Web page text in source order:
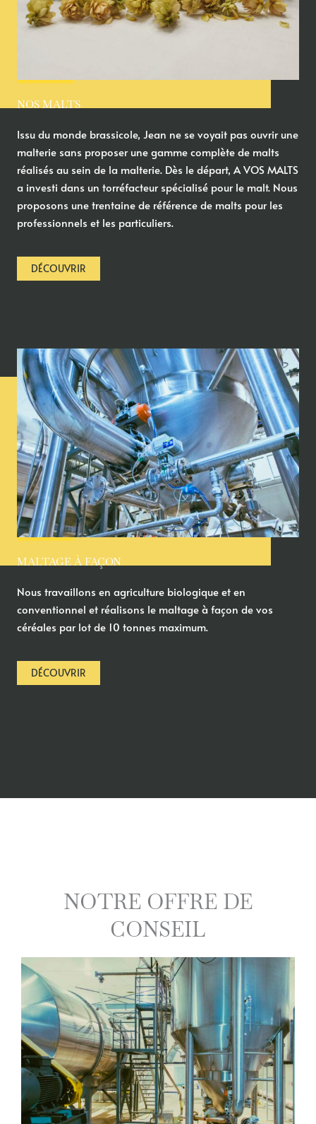
NOS MALTS
Issu du monde brassicole, Jean ne se voyait pas ouvrir une
malterie sans proposer une gamme complète de malts
réalisés au sein de la malterie. Dès le départ, A VOS MALTS
a investi dans un torréfacteur spécialisé pour le malt. Nous
proposons une trentaine de référence de malts pour les
professionnels et les particuliers.
DÉCOUVRIR
MALTAGE À FAÇON
Nous travaillons en agriculture biologique et en
conventionnel et réalisons le maltage à façon de vos
céréales par lot de 10 tonnes maximum.
DÉCOUVRIR
NOTRE OFFRE DE
CONSEIL